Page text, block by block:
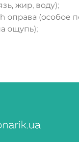
жир, воду);
оправа (особое
ощупь);